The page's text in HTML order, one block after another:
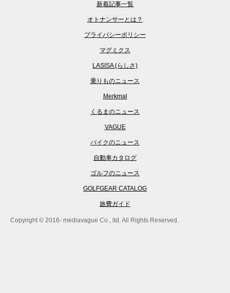
新着記事一覧
オトナンサーとは？
プライバシーポリシー
マグミクス
LASISA (らしさ)
乗りものニュース
Merkmal
くるまのニュース
VAGUE
バイクのニュース
自動車カタログ
ゴルフのニュース
GOLFGEAR CATALOG
旅費ガイド
Copyright © 2016- mediavague Co., ltd. All Rights Reserved.